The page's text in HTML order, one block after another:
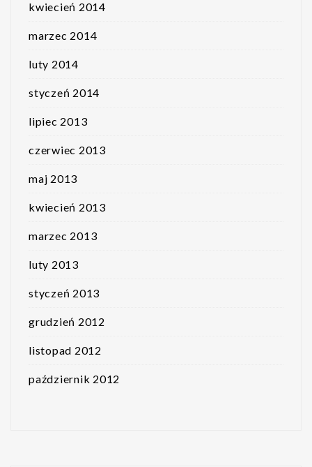
kwiecień 2014
marzec 2014
luty 2014
styczeń 2014
lipiec 2013
czerwiec 2013
maj 2013
kwiecień 2013
marzec 2013
luty 2013
styczeń 2013
grudzień 2012
listopad 2012
październik 2012